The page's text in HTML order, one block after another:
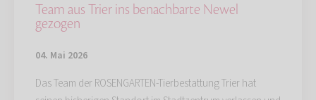
Team aus Trier ins benachbarte Newel
gezogen
04. Mai 2026
Das Team der ROSENGARTEN-Tierbestattung Trier hat